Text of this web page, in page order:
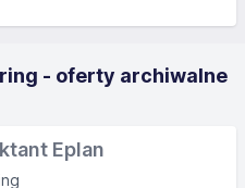
- oferty archiwalne
Eplan